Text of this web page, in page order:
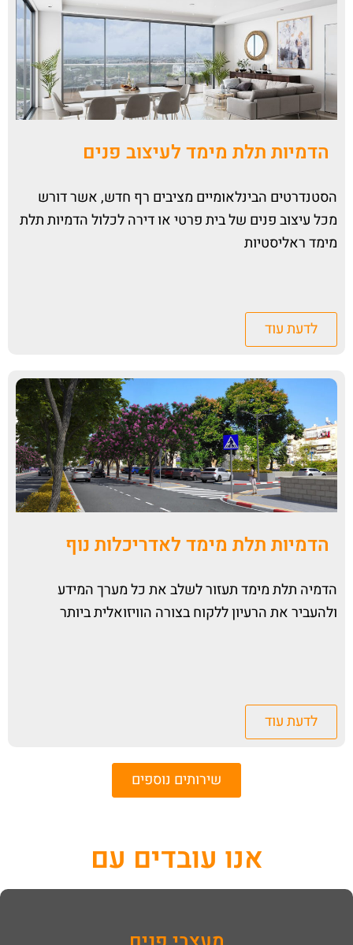
הדמיות תלת מימד לעיצוב פנים
הסטנדרטים הבינלאומיים מציבים רף חדש, אשר דורש
מכל עיצוב פנים של בית פרטי או דירה לכלולהדמיות תלת
מימד ראליסטיות
לדעת עוד
הדמיות תלת מימד לאדריכלות נוף
הדמיה תלת מימד תעזור לשלב את כל מערך המידע
ולהעביר את הרעיון ללקוח בצורה הוויזואלית ביותר
לדעת עוד
שירותים נוספים
אנו עובדים עם